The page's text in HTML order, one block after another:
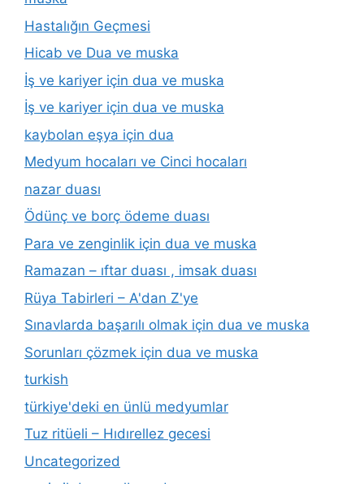
Hastalığın Geçmesi
Hicab ve Dua ve muska
İş ve kariyer için dua ve muska
İş ve kariyer için dua ve muska
kaybolan eşya için dua
Medyum hocaları ve Cinci hocaları
nazar duası
Ödünç ve borç ödeme duası
Para ve zenginlik için dua ve muska
Ramazan – ıftar duası , imsak duası
Rüya Tabirleri – A'dan Z'ye
Sınavlarda başarılı olmak için dua ve muska
Sorunları çözmek için dua ve muska
turkish
türkiye'deki en ünlü medyumlar
Tuz ritüeli – Hıdırellez gecesi
Uncategorized